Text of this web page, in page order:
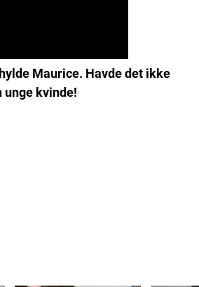
Maurice. Havde det ikke
kvinde!